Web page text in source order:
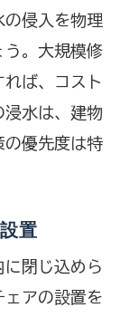
の侵入を物理
う。大規模修
ば、コスト
浸水は、建物
の優先度は特
置
閉じ込めら
ェアの設置を